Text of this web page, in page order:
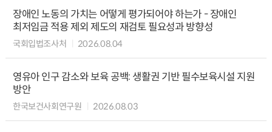
장애인 노동의 가치는 어떻게 평가되어야 하는가 - 장애인
최저임금 적용 제외 제도의 재검토 필요성과 방향성
국회입법조사처 2026.08.04
영유아 인구 감소와 보육 공백: 생활권 기반 필수보육시설 지원
방안
한국보건사회연구원 2026.08.03